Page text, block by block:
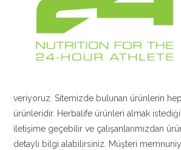
veriyoruz. Sitemizde bulunan ürünlerin
ürünleridir. Herbalife ürünleri almak
iletişime geçebilir ve çalışanlarımızdan
detaylı bilgi alabilirsiniz. Müşteri